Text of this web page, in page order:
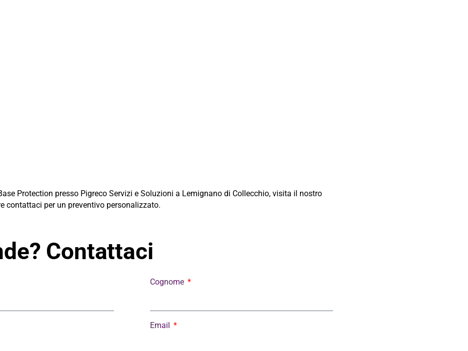
Protection presso Pigreco Servizi e Soluzioni a Lemignano di Collecchio, visita il nostro
contattaci per un preventivo personalizzato.
Contattaci
Cognome
Email